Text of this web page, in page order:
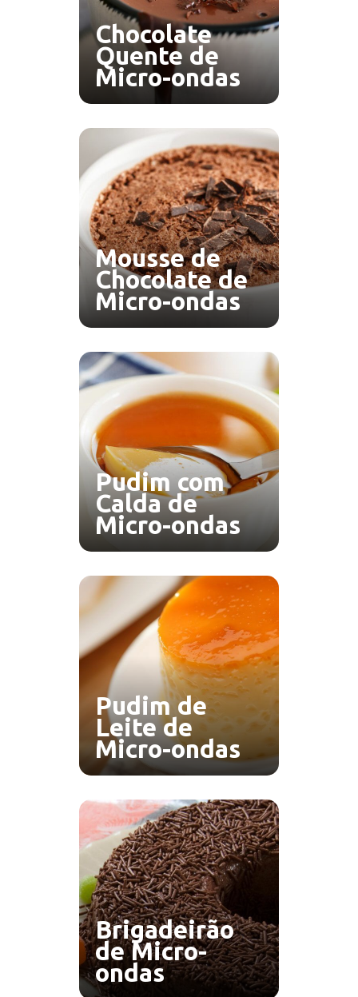
Chocolate
Quente de
Micro-ondas
Mousse de
Chocolate de
Micro-ondas
Pudim com
Calda de
Micro-ondas
Pudim de
Leite de
Micro-ondas
Brigadeirão
de Micro-
ondas